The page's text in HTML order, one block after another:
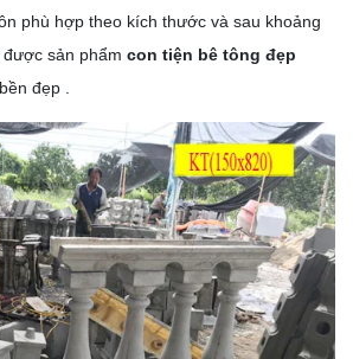
phù hợp theo kích thước và sau khoảng
sản phẩm con tiện bê tông đẹp
, bền đẹp .